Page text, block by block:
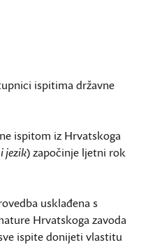
ispitima državne
ispitom iz Hrvatskoga
jezik) započinje ljetni rok
usklađena s
Hrvatskoga zavoda
ispite donijeti vlastitu